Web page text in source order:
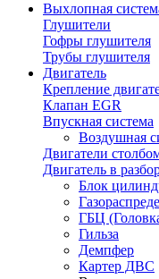
Выхлопная
Глушители
Гофры глушителя
Трубы глушителя
Двигатель
Крепление
Клапан EGR
Впускная система
Воздушная
Двигатели
Двигатель в
Блок
ГБЦ
Гильза
Демпфер
Картер ДВС